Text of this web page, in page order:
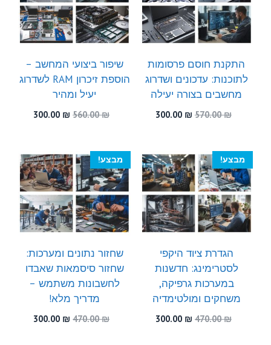
התקנת חוסם פרסומות
לתוכנות: עדכונים ושדרוג
מחשבים בצורה יעילה
570.00₪
המחיר
570.00 ₪.
300.00 ₪
300.00 ₪.
שיפור ביצועי המחשב –
הוספת זיכרון RAM לשדרוג
יעיל ומהיר
560.00₪
המחיר
560.00 ₪.
300.00 ₪
המחיר
300.00 ₪.
מבצע!
הגדרת ציוד היקפי
לסטרימינג: חדשנות
במערכות גרפיקה,
משחקים ומולטימדיה
470.00₪
המחיר
300.00 ₪
מבצע!
שחזור נתונים ומערכות:
שחזור סיסמאות שאבדו
לחשבונות משתמש –
מדריך מלא!
470.00₪
המחיר
300.00 ₪
המחיר